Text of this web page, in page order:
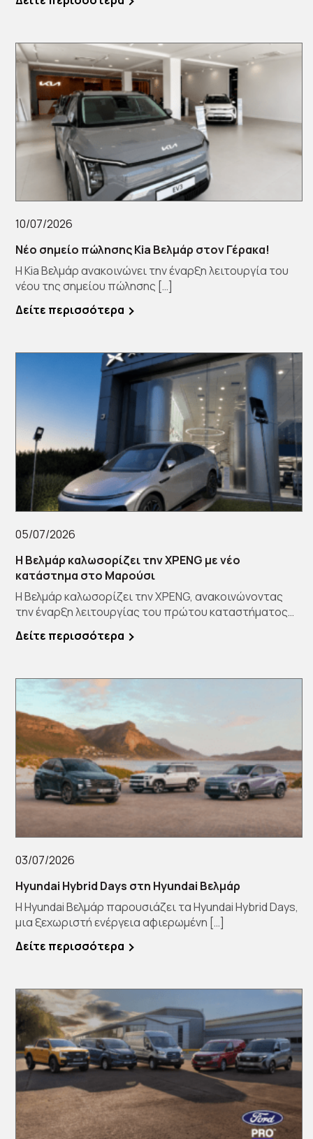
10/07/2026
Νέο σημείο πώλησης Kia Βελμάρ στον Γέρακα!
Η Kia Βελμάρ ανακοινώνει την έναρξη λειτουργία του
νέου της σημείου πώλησης […]
Δείτε περισσότερα
05/07/2026
Η Βελμάρ καλωσορίζει την XPENG με νέο
κατάστημα στο Μαρούσι
Η Βελμάρ καλωσορίζει την XPENG, ανακοινώνοντας
την έναρξη λειτουργίας του πρώτου καταστήματος
Δείτε περισσότερα
03/07/2026
Hyundai Hybrid Days στη Hyundai Βελμάρ
Η Hyundai Βελμάρ παρουσιάζει τα Hyundai Hybrid Days,
μια ξεχωριστή ενέργεια αφιερωμένη […]
Δείτε περισσότερα